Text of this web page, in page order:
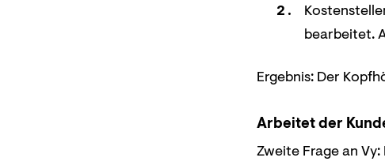
bearbeitet.
Ergebnis: Der
Arbeitet der
Zweite Frage an